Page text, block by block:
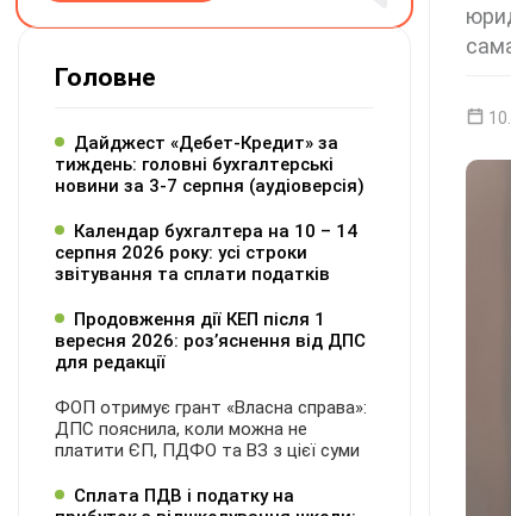
Головне
Дайджест «Дебет-Кредит» за
тиждень: головні бухгалтерські
новини за 3-7 серпня (аудіоверсія)
Календар бухгалтера на 10 – 14
серпня 2026 року: усі строки
звітування та сплати податків
Продовження дії КЕП після 1
вересня 2026: розʼяснення від ДПС
для редакції
ФОП отримує грант «Власна справа»:
ДПС пояснила, коли можна не
платити ЄП, ПДФО та ВЗ з цієї суми
Сплата ПДВ і податку на